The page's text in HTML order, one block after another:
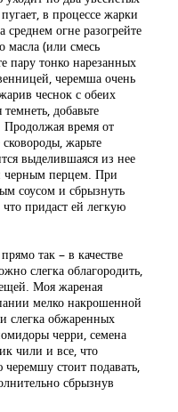
в процессе жарки
среднем огне разогрейте
масла (или смесь
пару тонко нарезанных
черемша очень
чеснок с обеих
добавьте
время от
жарьте
выделившаяся из нее
черным перцем. При
соусом и сбрызнуть
придаст ей легкую
так – в качестве
слегка облагородить,
Моя жареная
мелко накрошенной
слегка обжаренных
черри, семена
чили и все, что
стоит подавать,
сбрызнув